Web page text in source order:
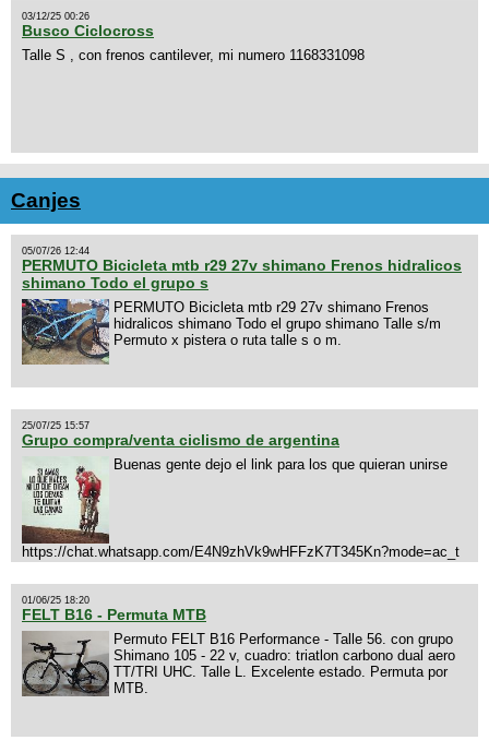
03/12/25 00:26
Busco Ciclocross
Talle S , con frenos cantilever, mi numero 1168331098
Canjes
05/07/26 12:44
PERMUTO Bicicleta mtb r29 27v shimano Frenos hidralicos
shimano Todo el grupo s
PERMUTO Bicicleta mtb r29 27v shimano Frenos
hidralicos shimano Todo el grupo shimano Talle s/m
Permuto x pistera o ruta talle s o m.
25/07/25 15:57
Grupo compra/venta ciclismo de argentina
Buenas gente dejo el link para los que quieran unirse
https://chat.whatsapp.com/E4N9zhVk9wHFFzK7T345Kn?mode=ac_t
01/06/25 18:20
FELT B16 - Permuta MTB
Permuto FELT B16 Performance - Talle 56. con grupo
Shimano 105 - 22 v, cuadro: triatlon carbono dual aero
TT/TRI UHC. Talle L. Excelente estado. Permuta por
MTB.